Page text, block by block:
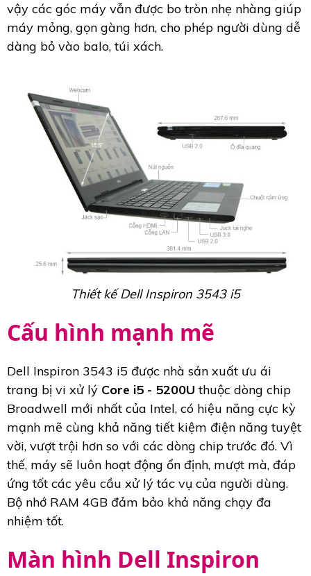
vậy các góc máy vẫn được bo tròn nhẹ nhàng giúp
máy mỏng, gọn gàng hơn, cho phép người dùng dễ
dàng bỏ vào balo, túi xách.
Thiết kế Dell Inspiron 3543 i5
Cấu hình mạnh mẽ
Dell Inspiron 3543 i5 được nhà sản xuất ưu ái
trang bị vi xử lý Core i5 - 5200U thuộc dòng chip
Broadwell mới nhất của Intel, có hiệu năng cực kỳ
mạnh mẽ cùng khả năng tiết kiệm điện năng tuyệt
vời, vượt trội hơn so với các dòng chip trước đó. Vì
thế, máy sẽ luôn hoạt động ổn định, mượt mà, đáp
ứng tốt các yêu cầu xử lý tác vụ của người dùng.
Bộ nhớ RAM 4GB đảm bảo khả năng chạy đa
nhiệm tốt.
Màn hình Dell Inspiron